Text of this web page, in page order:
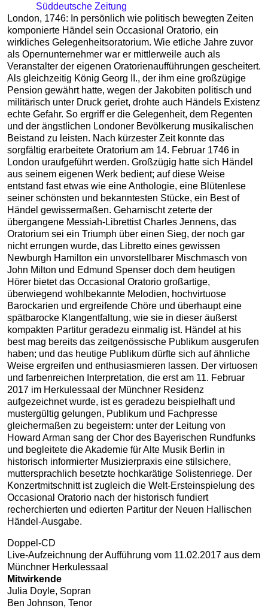
Süddeutsche Zeitung
London, 1746: In persönlich wie politisch bewegten Zeiten
komponierte Händel sein Occasional Oratorio, ein
wirkliches Gelegenheitsoratorium. Wie etliche Jahre zuvor
als Opernunternehmer war er mittlerweile auch als
Veranstalter der eigenen Oratorienaufführungen gescheitert.
Als gleichzeitig König Georg II., der ihm eine großzügige
Pension gewährt hatte, wegen der Jakobiten politisch und
militärisch unter Druck geriet, drohte auch Händels Existenz
echte Gefahr. So ergriff er die Gelegenheit, dem Regenten
und der ängstlichen Londoner Bevölkerung musikalischen
Beistand zu leisten. Nach kürzester Zeit konnte das
sorgfältig erarbeitete Oratorium am 14. Februar 1746 in
London uraufgeführt werden. Großzügig hatte sich Händel
aus seinem eigenen Werk bedient; auf diese Weise
entstand fast etwas wie eine Anthologie, eine Blütenlese
seiner schönsten und bekanntesten Stücke, ein Best of
Händel gewissermaßen. Geharnischt zeterte der
übergangene Messiah-Librettist Charles Jennens, das
Oratorium sei ein Triumph über einen Sieg, der noch gar
nicht errungen wurde, das Libretto eines gewissen
Newburgh Hamilton ein unvorstellbarer Mischmasch von
John Milton und Edmund Spenser doch dem heutigen
Hörer bietet das Occasional Oratorio großartige,
überwiegend wohlbekannte Melodien, hochvirtuose
Barockarien und ergreifende Chöre und überhaupt eine
spätbarocke Klangentfaltung, wie sie in dieser äußerst
kompakten Partitur geradezu einmalig ist. Händel at his
best mag bereits das zeitgenössische Publikum ausgerufen
haben; und das heutige Publikum dürfte sich auf ähnliche
Weise ergreifen und enthusiasmieren lassen. Der virtuosen
und farbenreichen Interpretation, die erst am 11. Februar
2017 im Herkulessaal der Münchner Residenz
aufgezeichnet wurde, ist es geradezu beispielhaft und
mustergültig gelungen, Publikum und Fachpresse
gleichermaßen zu begeistern: unter der Leitung von
Howard Arman sang der Chor des Bayerischen Rundfunks
und begleitete die Akademie für Alte Musik Berlin in
historisch informierter Musizierpraxis eine stilsichere,
muttersprachlich besetzte hochkarätige Solistenriege. Der
Konzertmitschnitt ist zugleich die Welt-Ersteinspielung des
Occasional Oratorio nach der historisch fundiert
recherchierten und edierten Partitur der Neuen Hallischen
Händel-Ausgabe.
Doppel-CD
Live-Aufzeichnung der Aufführung vom 11.02.2017 aus dem
Münchner Herkulessaal
Mitwirkende
Julia Doyle, Sopran
Ben Johnson, Tenor